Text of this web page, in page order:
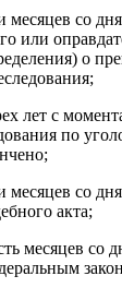
месяцев со
или
о
лет с
по
месяцев со
акта;
месяцев со